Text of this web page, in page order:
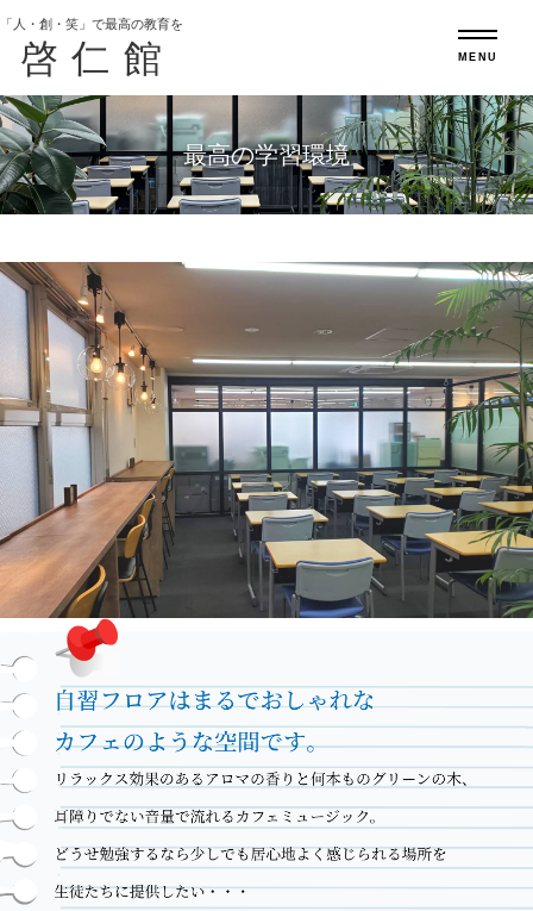
「人・創・笑」で最高の教育を
啓仁館 MENU
最高の学習環境